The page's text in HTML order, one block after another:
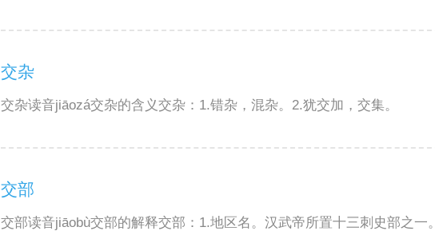
交杂
交杂读音jiāozá交杂的含义交杂：1.错杂，混杂。2.犹交加，交集。
交部
交部读音jiāobù交部的解释交部：1.地区名。汉武帝所置十三刺史部之一。